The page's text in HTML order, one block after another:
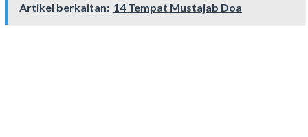
Artikel berkaitan: 14 Tempat Mustajab Doa